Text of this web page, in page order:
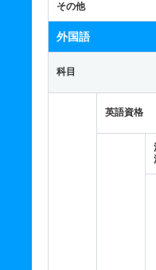
その他
外国語
科目
英語資格